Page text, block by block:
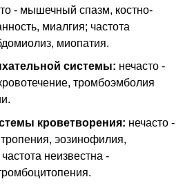
- мышечный спазм, костно-
миалгия; частота
миопатия.
системы: нечасто -
тромбоэмболия
кроветворения: нечасто -
эозинофилия,
неизвестна -